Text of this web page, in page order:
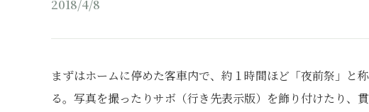
2018/4/8
まずはホームに停めた客車内で、約１時間ほど「夜前祭」と
る。写真を撮ったりサボ（行き先表示版）を飾り付けたり、